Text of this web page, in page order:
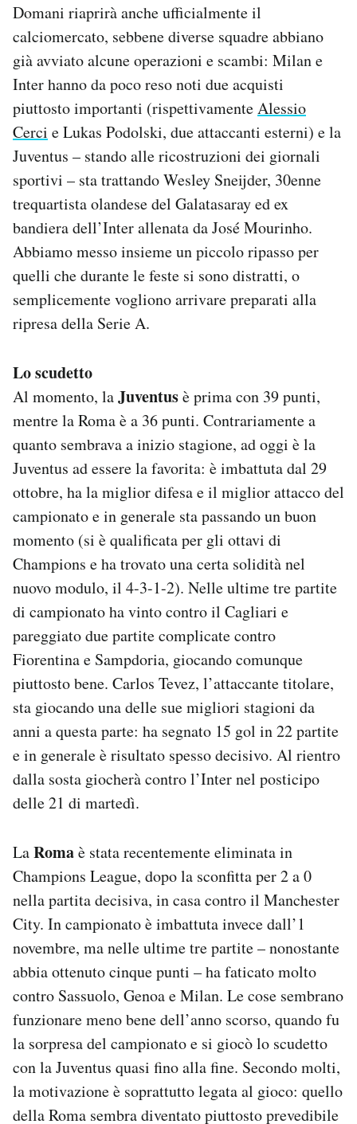
Domani riaprirà anche ufficialmente il
calciomercato, sebbene diverse squadre abbiano
già avviato alcune operazioni e scambi: Milan e
Inter hanno da poco reso noti due acquisti
piuttosto importanti (rispettivamenteAlessio
Cerci e Lukas Podolski, due attaccanti esterni) e la
Juventus – stando alle ricostruzioni dei giornali
sportivi – sta trattando Wesley Sneijder, 30enne
trequartista olandese del Galatasaray ed ex
bandiera dell’Inter allenata da José Mourinho.
Abbiamo messo insieme un piccolo ripasso per
quelli che durante le feste si sono distratti, o
semplicemente vogliono arrivare preparati alla
ripresa della Serie A.
Lo scudetto
Al momento, laJuventusè prima con 39 punti,
mentre la Roma è a 36 punti. Contrariamente a
quanto sembrava a inizio stagione, ad oggi è la
Juventus ad essere la favorita: è imbattuta dal 29
ottobre, ha la miglior difesa e il miglior attacco del
campionato e in generale sta passando un buon
momento (si è qualificata per gli ottavi di
Champions e ha trovato una certa solidità nel
nuovo modulo, il 4-3-1-2). Nelle ultime tre partite
di campionato ha vinto contro il Cagliari e
pareggiato due partite complicate contro
Fiorentina e Sampdoria, giocando comunque
piuttosto bene. Carlos Tevez, l’attaccante titolare,
sta giocando una delle sue migliori stagioni da
anni a questa parte: ha segnato 15 gol in 22 partite
e in generale è risultato spesso decisivo. Al rientro
dalla sosta giocherà contro l’Inter nel posticipo
delle 21 di martedì.
LaRomaè stata recentemente eliminata in
Champions League, dopo la sconfitta per 2 a 0
nella partita decisiva, in casa contro il Manchester
City. In campionato è imbattuta invece dall’1
novembre, ma nelle ultime tre partite – nonostante
abbia ottenuto cinque punti – ha faticato molto
contro Sassuolo, Genoa e Milan. Le cose sembrano
funzionare meno bene dell’anno scorso, quando fu
la sorpresa del campionato e si giocò lo scudetto
con la Juventus quasi fino alla fine. Secondo molti,
la motivazione è soprattutto legata al gioco: quello
della Roma sembra diventato piuttosto prevedibile